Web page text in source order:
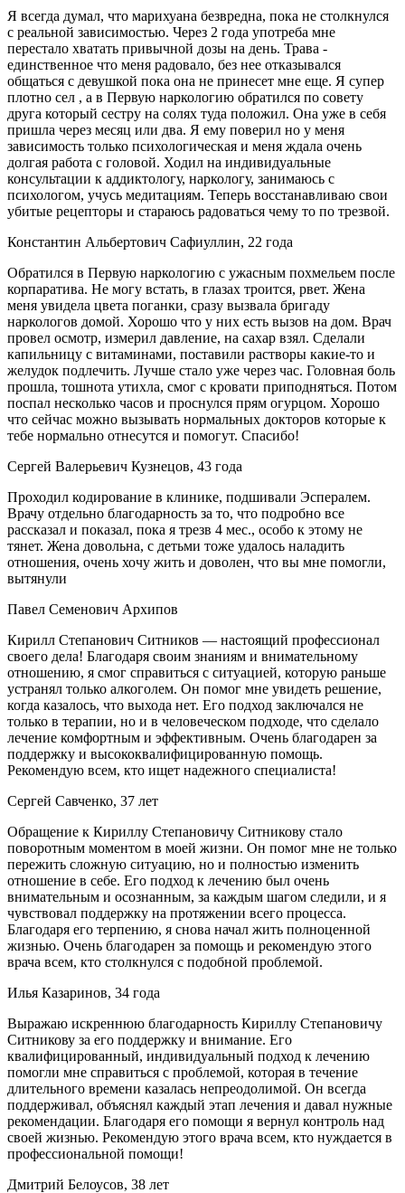
Я всегда думал, что марихуана безвредна, пока не столкнулся
с реальной зависимостью. Через 2 года употреба мне
перестало хватать привычной дозы на день. Трава -
единственное что меня радовало, без нее отказывался
общаться с девушкой пока она не принесет мне еще. Я супер
плотно сел , а в Первую наркологию обратился по совету
друга который сестру на солях туда положил. Она уже в себя
пришла через месяц или два. Я ему поверил но у меня
зависимость только психологическая и меня ждала очень
долгая работа с головой. Ходил на индивидуальные
консультации к аддиктологу, наркологу, занимаюсь с
психологом, учусь медитациям. Теперь восстанавливаю свои
убитые рецепторы и стараюсь радоваться чему то по трезвой.
Константин Альбертович Сафиуллин, 22 года
Обратился в Первую наркологию с ужасным похмельем после
корпаратива. Не могу встать, в глазах троится, рвет. Жена
меня увидела цвета поганки, сразу вызвала бригаду
наркологов домой. Хорошо что у них есть вызов на дом. Врач
провел осмотр, измерил давление, на сахар взял. Сделали
капильницу с витаминами, поставили растворы какие-то и
желудок подлечить. Лучше стало уже через час. Головная боль
прошла, тошнота утихла, смог с кровати приподняться. Потом
поспал несколько часов и проснулся прям огурцом. Хорошо
что сейчас можно вызывать нормальных докторов которые к
тебе нормально отнесутся и помогут. Спасибо!
Сергей Валерьевич Кузнецов, 43 года
Проходил кодирование в клинике, подшивали Эспералем.
Врачу отдельно благодарность за то, что подробно все
рассказал и показал, пока я трезв 4 мес., особо к этому не
тянет. Жена довольна, с детьми тоже удалось наладить
отношения, очень хочу жить и доволен, что вы мне помогли,
вытянули
Павел Семенович Архипов
Кирилл Степанович Ситников — настоящий профессионал
своего дела! Благодаря своим знаниям и внимательному
отношению, я смог справиться с ситуацией, которую раньше
устранял только алкоголем. Он помог мне увидеть решение,
когда казалось, что выхода нет. Его подход заключался не
только в терапии, но и в человеческом подходе, что сделало
лечение комфортным и эффективным. Очень благодарен за
поддержку и высококвалифицированную помощь.
Рекомендую всем, кто ищет надежного специалиста!
Сергей Савченко, 37 лет
Обращение к Кириллу Степановичу Ситникову стало
поворотным моментом в моей жизни. Он помог мне не только
пережить сложную ситуацию, но и полностью изменить
отношение в себе. Его подход к лечению был очень
внимательным и осознанным, за каждым шагом следили, и я
чувствовал поддержку на протяжении всего процесса.
Благодаря его терпению, я снова начал жить полноценной
жизнью. Очень благодарен за помощь и рекомендую этого
врача всем, кто столкнулся с подобной проблемой.
Илья Казаринов, 34 года
Выражаю искреннюю благодарность Кириллу Степановичу
Ситникову за его поддержку и внимание. Его
квалифицированный, индивидуальный подход к лечению
помогли мне справиться с проблемой, которая в течение
длительного времени казалась непреодолимой. Он всегда
поддерживал, объяснял каждый этап лечения и давал нужные
рекомендации. Благодаря его помощи я вернул контроль над
своей жизнью. Рекомендую этого врача всем, кто нуждается в
профессиональной помощи!
Дмитрий Белоусов, 38 лет